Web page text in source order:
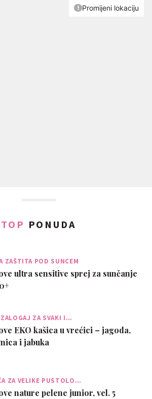
TOP PONUDA
ZAŠTITA POD SUNCEM
ultra sensitive sprej za sunčanje
ZA SVAKI I…
EKO kašica u vrećici – jagoda,
i jabuka
ZA VELIKE PUSTOLO…
nature pelene junior, vel. 5